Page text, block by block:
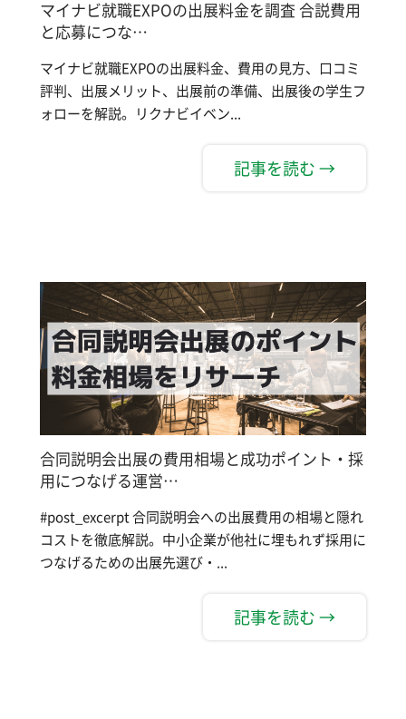
マイナビ就職EXPOの出展料金を調査 合説費用
と応募につな…
マイナビ就職EXPOの出展料金、費用の見方、口コミ
評判、出展メリット、出展前の準備、出展後の学生フ
ォローを解説。リクナビイベン...
記事を読む →
合同説明会出展の費用相場と成功ポイント・採
用につなげる運営…
#post_excerpt 合同説明会への出展費用の相場と隠れ
コストを徹底解説。中小企業が他社に埋もれず採用に
つなげるための出展先選び・...
記事を読む →